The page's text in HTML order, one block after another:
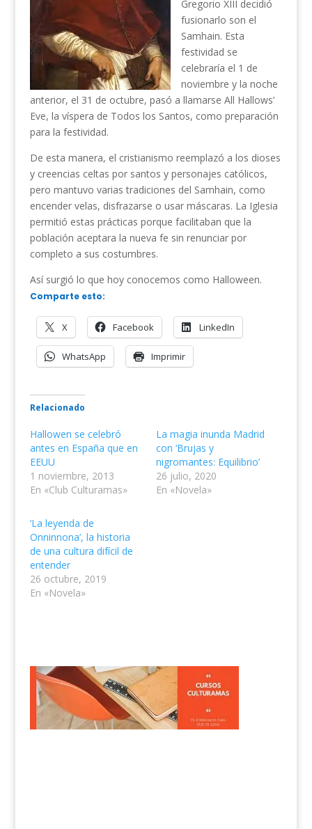
Gregorio XIII decidió
fusionarlo son el
Samhain. Esta
festividad se
celebraría el 1 de
noviembre y la noche
anterior, el 31 de octubre, pasó a llamarse All Hallows’
Eve, la víspera de Todos los Santos, como preparación
para la festividad.
De esta manera, el cristianismo reemplazó a los dioses
y creencias celtas por santos y personajes católicos,
pero mantuvo varias tradiciones del Samhain, como
encender velas, disfrazarse o usar máscaras. La Iglesia
permitió estas prácticas porque facilitaban que la
población aceptara la nueva fe sin renunciar por
completo a sus costumbres.
Así surgió lo que hoy conocemos como Halloween.
Comparte esto:
X Facebook LinkedIn
WhatsApp Imprimir
Relacionado
Hallowen se celebró
antes en España que en
EEUU
1 noviembre, 2013
En «Club Culturamas»
La magia inunda Madrid
con ‘Brujas y
nigromantes: Equilibrio’
26 julio, 2020
En «Novela»
‘La leyenda de
Onninnona’, la historia
de una cultura difícil de
entender
26 octubre, 2019
En «Novela»